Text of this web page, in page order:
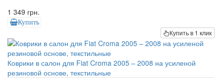
1 349 грн.
Купить
Купить в 1 клик
Коврики в салон для Fiat Croma 2005 – 2008 на усиленой
резиновой основе, текстильные